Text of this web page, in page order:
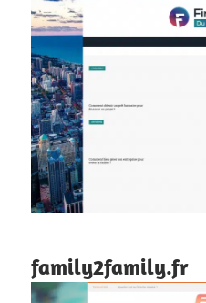
family2family.fr